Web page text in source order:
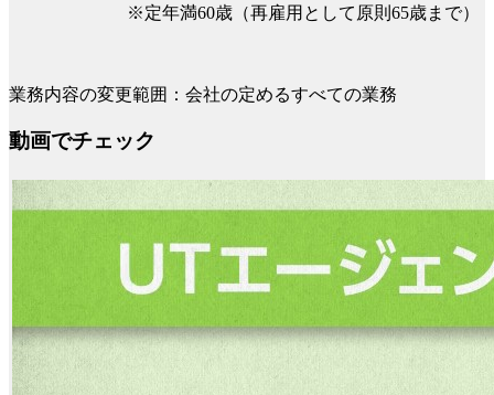
※定年満60歳（再雇用として原則65歳まで）
業務内容の変更範囲：会社の定めるすべての業務
動画でチェック